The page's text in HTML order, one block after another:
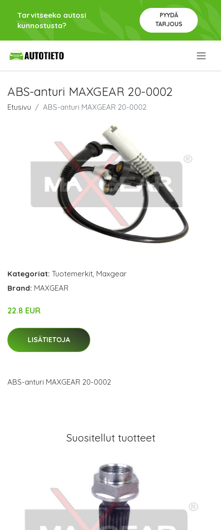
Tarvitseeko autosi
kunnostusta?
PYYDÄ
TARJOUS
ABS-anturi MAXGEAR 20-0002
Etusivu ABS-anturi MAXGEAR 20-0002
Kategoriat: Tuotemerkit, Maxgear
Brand: MAXGEAR
22.8 EUR
LISÄTIETOJA
ABS-anturi MAXGEAR 20-0002
Suositellut tuotteet